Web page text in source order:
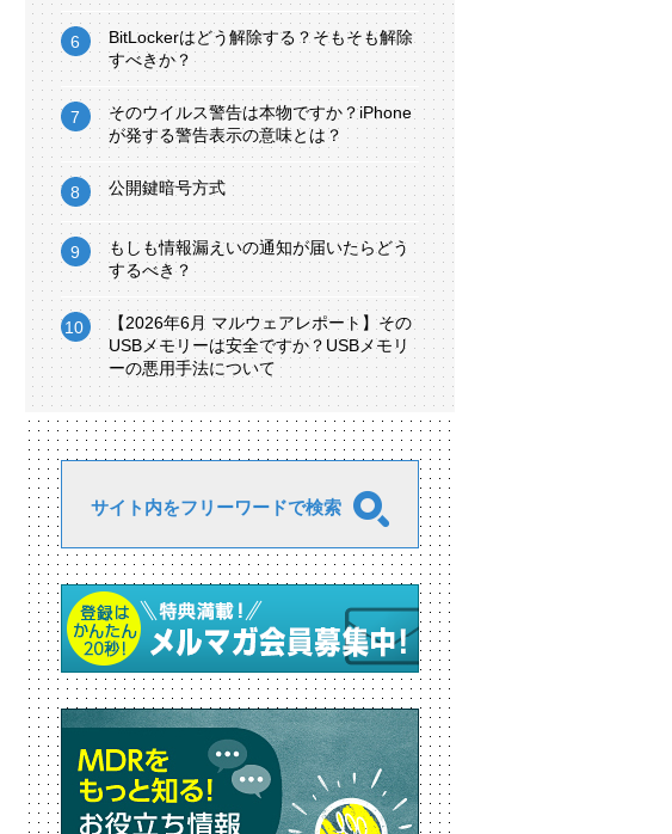
BitLockerはどう解除する？そもそも解除
すべきか？
そのウイルス警告は本物ですか？iPhone
が発する警告表示の意味とは？
公開鍵暗号方式
もしも情報漏えいの通知が届いたらどう
するべき？
【2026年6月 マルウェアレポート】その
USBメモリーは安全ですか？USBメモリ
ーの悪用手法について
サイト内をフリーワードで検索